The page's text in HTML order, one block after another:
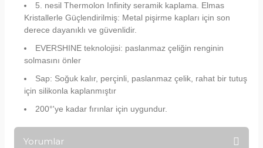
5. nesil Thermolon Infinity seramik kaplama. Elmas
Kristallerle Güçlendirilmiş: Metal pişirme kapları için son
derece dayanıklı ve güvenlidir.
EVERSHINE teknolojisi: paslanmaz çeliğin renginin
solmasını önler
Sap: Soğuk kalır, perçinli, paslanmaz çelik, rahat bir tutuş
için silikonla kaplanmıştır
200°'ye kadar fırınlar için uygundur.
Yorumlar